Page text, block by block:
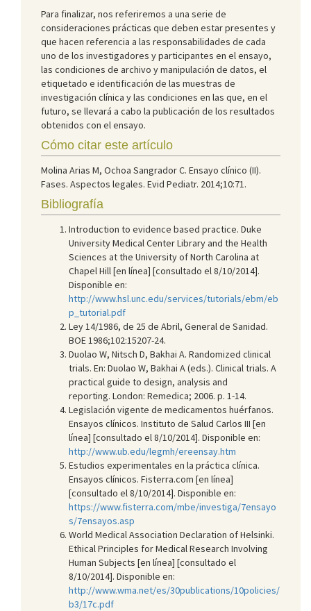
Para finalizar, nos referiremos a una serie de
consideraciones prácticas que deben estar presentes y
que hacen referencia a las responsabilidades de cada
uno de los investigadores y participantes en el ensayo,
las condiciones de archivo y manipulación de datos, el
etiquetado e identificación de las muestras de
investigación clínica y las condiciones en las que, en el
futuro, se llevará a cabo la publicación de los resultados
obtenidos con el ensayo.
Cómo citar este artículo
Molina Arias M, Ochoa Sangrador C. Ensayo clínico (II).
Fases. Aspectos legales. Evid Pediatr. 2014;10:71.
Bibliografía
Introduction to evidence based practice. Duke
University Medical Center Library and the Health
Sciences at the University of North Carolina at
Chapel Hill [en línea] [consultado el 8/10/2014].
Disponible en:
http://www.hsl.unc.edu/services/tutorials/ebm/eb
p_tutorial.pdf
Ley 14/1986, de 25 de Abril, General de Sanidad.
BOE 1986;102:15207-24.
Duolao W, Nitsch D, Bakhai A. Randomized clinical
trials. En: Duolao W, Bakhai A (eds.). Clinical trials. A
practical guide to design, analysis and
reporting. London: Remedica; 2006. p. 1-14.
Legislación vigente de medicamentos huérfanos.
Ensayos clínicos. Instituto de Salud Carlos III [en
línea] [consultado el 8/10/2014]. Disponible en:
http://www.ub.edu/legmh/ereensay.htm
Estudios experimentales en la práctica clínica.
Ensayos clínicos. Fisterra.com [en línea]
[consultado el 8/10/2014]. Disponible en:
https://www.fisterra.com/mbe/investiga/7ensayo
s/7ensayos.asp
World Medical Association Declaration of Helsinki.
Ethical Principles for Medical Research Involving
Human Subjects [en línea] [consultado el
8/10/2014]. Disponible en:
http://www.wma.net/es/30publications/10policies/
b3/17c.pdf